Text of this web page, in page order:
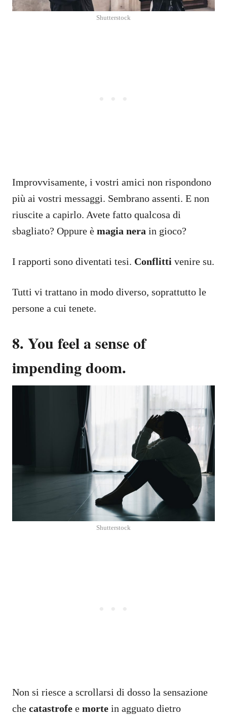
Shutterstock
Improvvisamente, i vostri amici non rispondono
più ai vostri messaggi. Sembrano assenti. E non
riuscite a capirlo. Avete fatto qualcosa di
sbagliato? Oppure è magia nera in gioco?
I rapporti sono diventati tesi. Conflitti venire su.
Tutti vi trattano in modo diverso, soprattutto le
persone a cui tenete.
8. You feel a sense of
impending doom.
Shutterstock
Non si riesce a scrollarsi di dosso la sensazione
che catastrofe e morte in agguato dietro